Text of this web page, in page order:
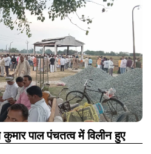
कुमार पाल पंचतत्व में विलीन हुए